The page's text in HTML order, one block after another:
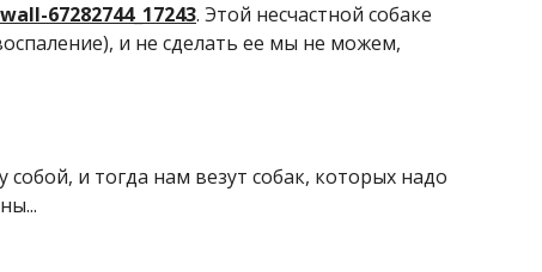
67282744_17243. Этой несчастной собаке
и не сделать ее мы не можем,
и тогда нам везут собак, которых надо